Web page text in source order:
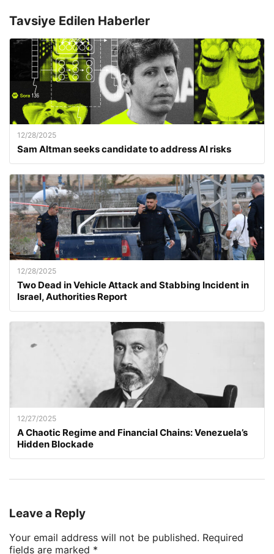
Tavsiye Edilen Haberler
12/28/2025
Sam Altman seeks candidate to address AI risks
12/28/2025
Two Dead in Vehicle Attack and Stabbing Incident in
Israel, Authorities Report
12/27/2025
A Chaotic Regime and Financial Chains: Venezuela’s
Hidden Blockade
Leave a Reply
Your email address will not be published. Required
fields are marked *